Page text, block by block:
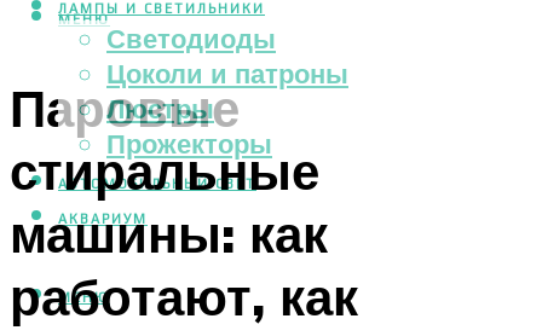
ЛАМПЫ И СВЕТИЛЬНИКИ
Светодиоды
Цоколи и патроны
Люстры
Прожекторы
АВТОМОБИЛЬНЫЙ СВЕТ
АКВАРИУМ
МЕНЮ
МЕНЮ
Паровые
стиральные
машины: как
работают, как